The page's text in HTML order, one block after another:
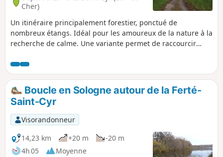
Cher)
Un itinéraire principalement forestier, ponctué de
nombreux étangs. Idéal pour les amoureux de la nature à la
recherche de calme. Une variante permet de raccourcir
Boucle en Sologne autour de la Ferté-
Saint-Cyr
Visorandonneur
14,23 km
+20 m
-20 m
4h 05
Moyenne